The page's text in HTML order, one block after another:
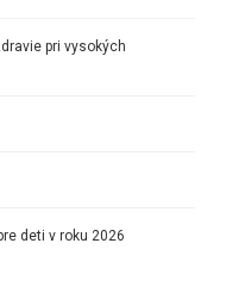
pri vysokých
deti v roku 2026